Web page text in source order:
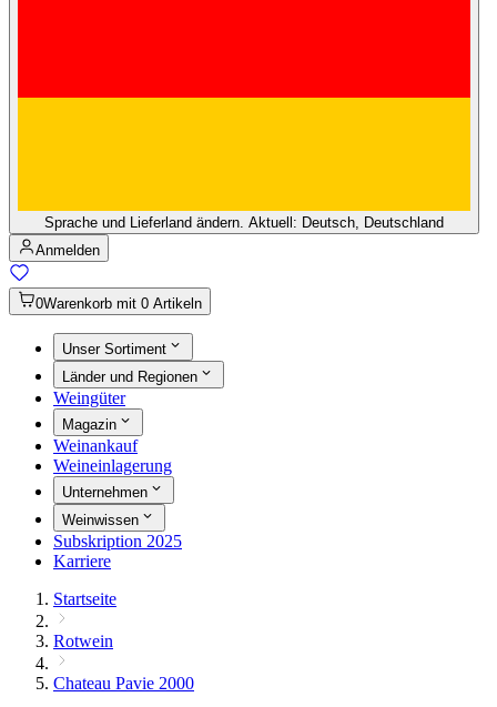
Sprache und Lieferland ändern. Aktuell: Deutsch, Deutschland
Anmelden
0Warenkorb mit 0 Artikeln
Unser Sortiment
Länder und Regionen
Weingüter
Magazin
Weinankauf
Weineinlagerung
Unternehmen
Weinwissen
Subskription 2025
Karriere
Startseite
Rotwein
Chateau Pavie 2000